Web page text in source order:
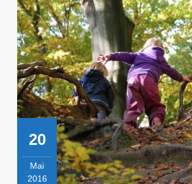
20
Mai
2016